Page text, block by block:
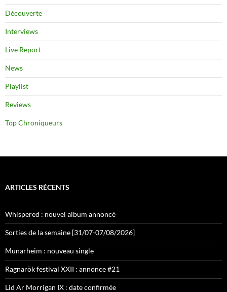
Découverte
Interviews
Live Report
News
Playlist
Reviews
Top Chroniqueurs
ARTICLES RÉCENTS
Whispered : nouvel album annoncé
Sorties de la semaine [31/07-07/08/2026]
Munarheim : nouveau single
Ragnarök festival XXII : annonce #21
Lid Ar Morrigan IX : date confirmée